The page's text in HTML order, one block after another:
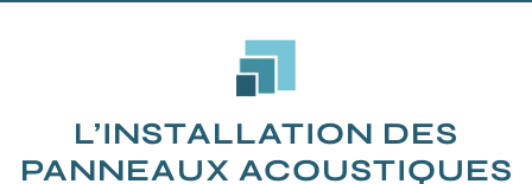
L’INSTALLATION DES
PANNEAUX ACOUSTIQUES